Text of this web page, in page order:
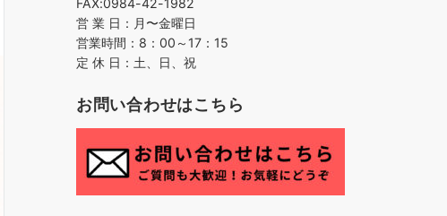
FAX:0984-42-1982
営 業 日：月〜金曜日
営業時間：8：00～17：15
定 休 日：土、日、祝
お問い合わせはこちら